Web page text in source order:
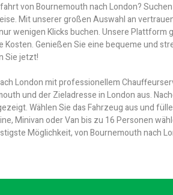
von Bournemouth nach London?
Mit unserer großen Auswahl an
wenigen Klicks buchen. Unsere
Genießen Sie eine bequeme und
Sie jetzt!
London mit professionellem
und der Zieladresse in London aus.
Wählen Sie das Fahrzeug aus und
Minivan oder Van bis zu 16 Personen
Möglichkeit, von Bournemouth nach